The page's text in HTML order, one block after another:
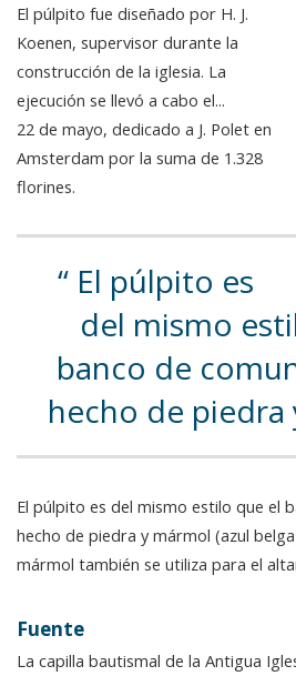
El púlpito fue diseñado por H. J.
Koenen, supervisor durante la
construcción de la iglesia. La
ejecución se llevó a cabo el...
22 de mayo, dedicado a J. Polet en
Amsterdam por la suma de 1.328
florines.
El púlpito es
del mismo
banco de
hecho de piedra
El púlpito es del mismo estilo que el
hecho de piedra y mármol (azul
mármol también se utiliza para el
Fuente
La capilla bautismal de la Antigua